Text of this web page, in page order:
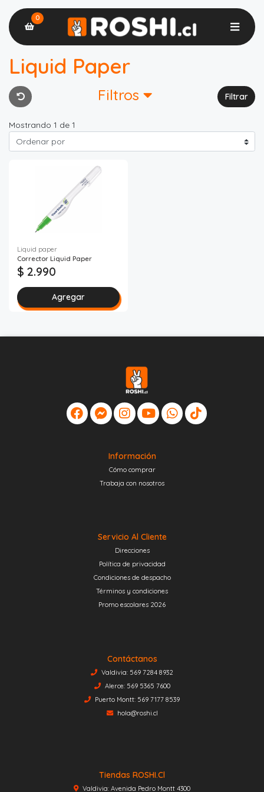
0
Liquid Paper
Filtros Filtrar
Mostrando 1 de 1
Liquid paper
Corrector Liquid Paper
$ 2.990
Agregar
Información
Cómo comprar
Trabaja con nosotros
Servicio Al Cliente
Direcciones
Política de privacidad
Condiciones de despacho
Términos y condiciones
Promo escolares 2026
Contáctanos
Valdivia: 569 7284 8932
Alerce: 569 5365 7600
Puerto Montt: 569 7177 8539
hola@roshi.cl
Tiendas ROSHI.cl
Valdivia: Avenida Pedro Montt 4300